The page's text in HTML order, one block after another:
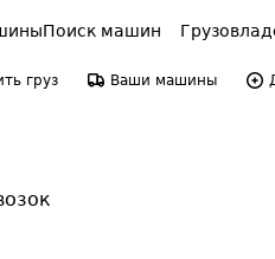
Поиск машин
груз Ваши машины